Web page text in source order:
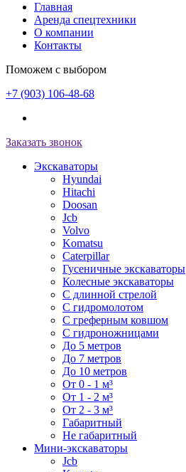
Главная
Аренда спецтехники
О компании
Контакты
Поможем с выбором
+7 (903) 106-48-68
Заказать звонок
Экскаваторы
Hyundai
Hitachi
Doosan
Jcb
Volvo
Komatsu
Caterpillar
Гусеничные экскаваторы
Колесные экскаваторы
С длинной стрелой
С гидромолотом
С греферным ковшом
С гидроножницами
До 5 метров
До 7 метров
До 10 метров
От 0 - 1 м³
От 1 - 2 м³
От 2 - 3 м³
Габаритный
Не габаритный
Мини-экскаваторы
Jcb